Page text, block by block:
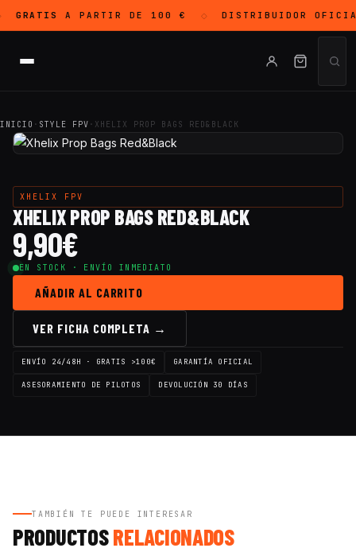
GRATISA PARTIR DE 100 € ◇ DISTRIBUIDOR
INICIO · STYLE FPV · XHELIX PROP BAGS RED&BLACK
XHELIX FPV
XHELIX PROP BAGS RED&BLACK
9,90€
EN STOCK · ENVÍO INMEDIATO
AÑADIR AL CARRITO
VER FICHA COMPLETA →
ENVÍO 24/48H · GRATIS >100€ GARANTÍA OFICIAL
ASESORAMIENTO DE PILOTOS DEVOLUCIÓN 30 DÍAS
TAMBIÉN TE PUEDE INTERESAR
PRODUCTOSRELACIONADOS